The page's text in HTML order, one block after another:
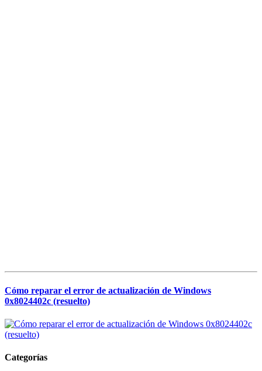
Cómo reparar el error de actualización de Windows
0x8024402c (resuelto)
Categorías